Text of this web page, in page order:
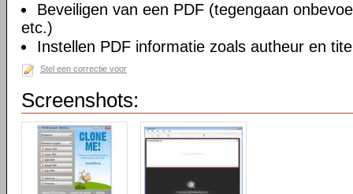
Beveiligen van een PDF (tegengaan
etc.)
Instellen PDF informatie zoals autheur en
Stel een correctie voor
Screenshots: